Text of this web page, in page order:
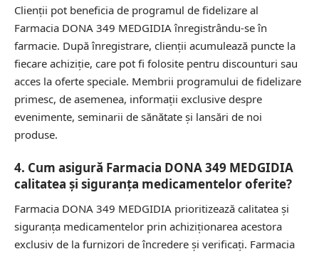
Clienții pot beneficia de programul de fidelizare al
Farmacia DONA 349 MEDGIDIA înregistrându-se în
farmacie. După înregistrare, clienții acumulează puncte la
fiecare achiziție, care pot fi folosite pentru discounturi sau
acces la oferte speciale. Membrii programului de fidelizare
primesc, de asemenea, informații exclusive despre
evenimente, seminarii de sănătate și lansări de noi
produse.
4. Cum asigură Farmacia DONA 349 MEDGIDIA
calitatea și siguranța medicamentelor oferite?
Farmacia DONA 349 MEDGIDIA prioritizează calitatea și
siguranța medicamentelor prin achiziționarea acestora
exclusiv de la furnizori de încredere și verificați. Farmacia